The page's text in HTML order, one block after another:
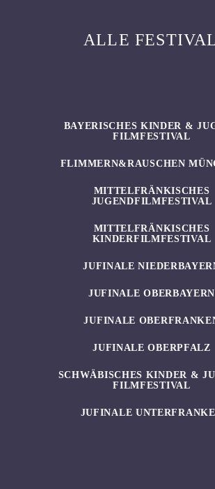
ALLE
BAYERISCHES KINDER &
FILMFESTIVAL
FLIMMERN&RAUSCHEN
MITTELFRÄNKISCHES
JUGENDFILMFESTIVAL
MITTELFRÄNKISCHES
KINDERFILMFESTIVAL
JUFINALE
JUFINALE OBERBAYERN
JUFINALE
JUFINALE OBERPFALZ
SCHWÄBISCHES KINDER &
FILMFESTIVAL
JUFINALE